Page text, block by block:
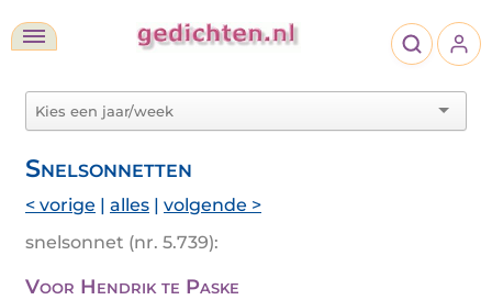
Snelsonnetten
< vorige | alles | volgende >
snelsonnet (nr. 5.739):
Voor Hendrik te Paske